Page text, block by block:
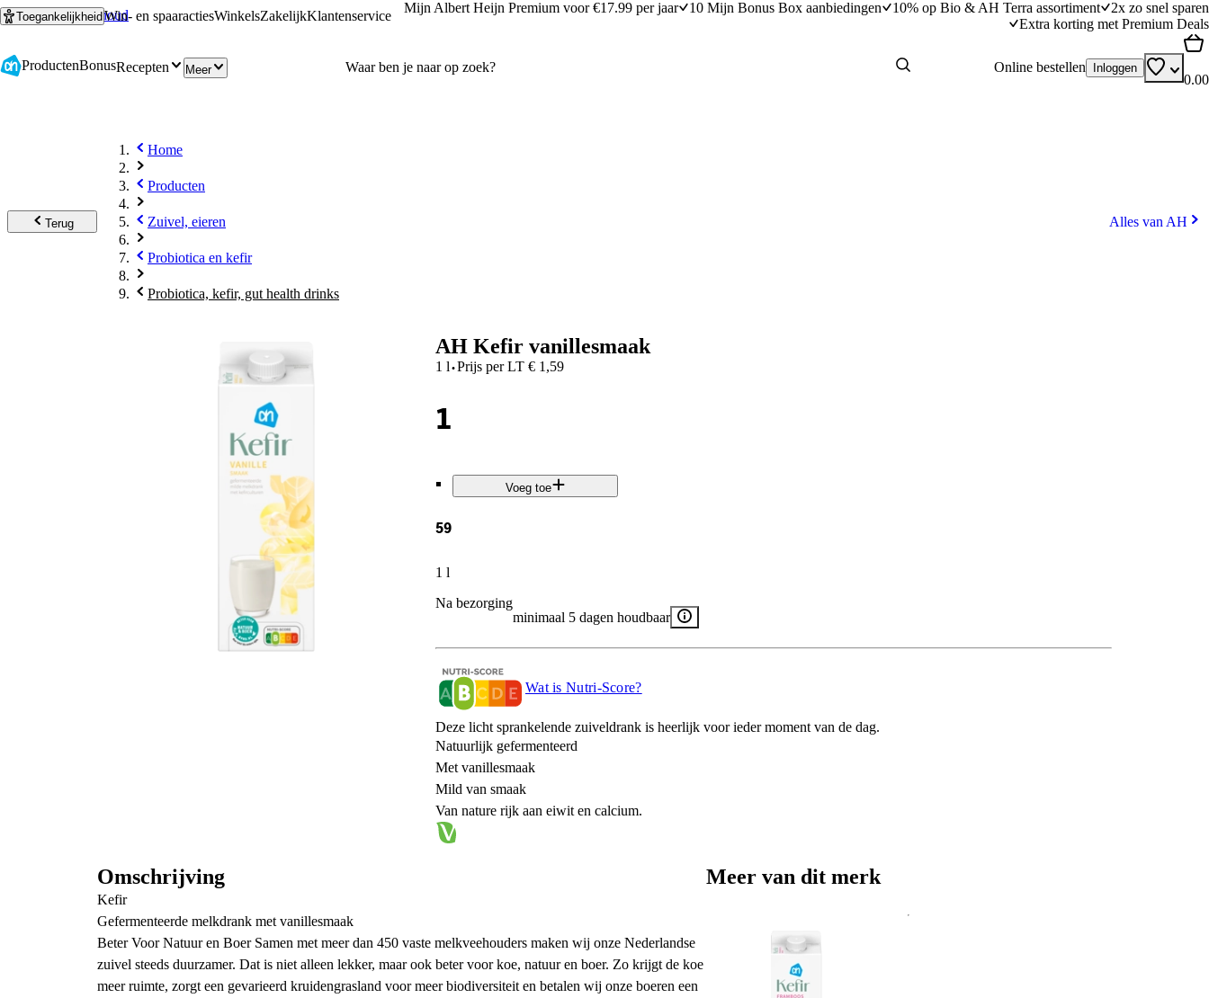
Ga naar hoofdinhoud
Ga naar zoeken
ToegankelijkheidWin- en spaaractiesWinkelsZakelijkKlantenservice
Mijn Albert Heijn Premium voor €17.99 per jaar 10 Mijn Bonus Box aanbiedingen 10% op Bio & AH Terra assortiment
2x zo snel sparen
Extra korting met Premium Deals
ProductenBonusRecepten Meer Online bestellen Inloggen
0.00
Terug
Home
Producten
Zuivel, eieren
Probiotica en kefir
Probiotica, kefir, gut health drinks
Alles van AH
AH Kefir vanillesmaak
1 l·Prijs per LT€ 1,59
1
.
59
1 l
Voeg toe
Na bezorging
minimaal 5 dagen houdbaar
Wat is Nutri-Score?
Deze licht sprankelende zuiveldrank is heerlijk voor ieder moment van de dag.
Natuurlijk gefermenteerd
Met vanillesmaak
Mild van smaak
Van nature rijk aan eiwit en calcium.
Omschrijving
Kefir
Gefermenteerde melkdrank met vanillesmaak
Beter Voor Natuur en Boer Samen met meer dan 450 vaste melkveehouders maken wij onze Nederlandse
zuivel steeds duurzamer. Dat is niet alleen lekker, maar ook beter voor koe, natuur en boer. Zo krijgt de koe
meer ruimte, zorgt een gevarieerd kruidengrasland voor meer biodiversiteit en betalen wij onze boeren een
Meer van dit merk